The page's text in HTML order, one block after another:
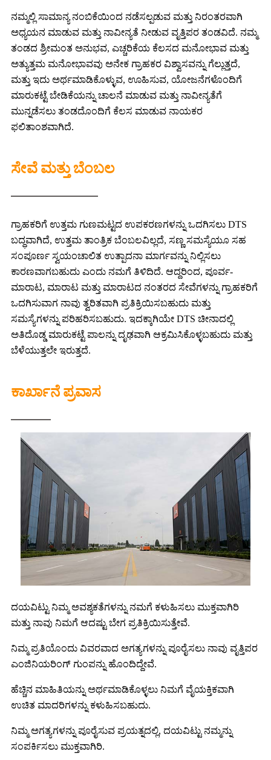
ನಮ್ಮಲ್ಲಿ ಸಾಮಾನ್ಯ ನಂಬಿಕೆಯಿಂದ ನಡೆಸಲ್ಪಡುವ ಮತ್ತು ನಿರಂತರವಾಗಿ
ಅಧ್ಯಯನ ಮಾಡುವ ಮತ್ತು ನಾವೀನ್ಯತೆ ನೀಡುವ ವೃತ್ತಿಪರ ತಂಡವಿದೆ. ನಮ್ಮ
ತಂಡದ ಶ್ರೀಮಂತ ಅನುಭವ, ಎಚ್ಚರಿಕೆಯ ಕೆಲಸದ ಮನೋಭಾವ ಮತ್ತು
ಅತ್ಯುತ್ತಮ ಮನೋಭಾವವು ಅನೇಕ ಗ್ರಾಹಕರ ವಿಶ್ವಾಸವನ್ನು ಗೆಲ್ಲುತ್ತದೆ,
ಮತ್ತು ಇದು ಅರ್ಥಮಾಡಿಕೊಳ್ಳುವ, ಊಹಿಸುವ, ಯೋಜನೆಗಳೊಂದಿಗೆ
ಮಾರುಕಟ್ಟೆ ಬೇಡಿಕೆಯನ್ನು ಚಾಲನೆ ಮಾಡುವ ಮತ್ತು ನಾವೀನ್ಯತೆಗೆ
ಮುನ್ನಡೆಸಲು ತಂಡದೊಂದಿಗೆ ಕೆಲಸ ಮಾಡುವ ನಾಯಕರ
ಫಲಿತಾಂಶವಾಗಿದೆ.
ಸೇವೆ ಮತ್ತು ಬೆಂಬಲ
ಗ್ರಾಹಕರಿಗೆ ಉತ್ತಮ ಗುಣಮಟ್ಟದ ಉಪಕರಣಗಳನ್ನು ಒದಗಿಸಲು DTS
ಬದ್ಧವಾಗಿದೆ, ಉತ್ತಮ ತಾಂತ್ರಿಕ ಬೆಂಬಲವಿಲ್ಲದೆ, ಸಣ್ಣ ಸಮಸ್ಯೆಯೂ ಸಹ
ಸಂಪೂರ್ಣ ಸ್ವಯಂಚಾಲಿತ ಉತ್ಪಾದನಾ ಮಾರ್ಗವನ್ನು ನಿಲ್ಲಿಸಲು
ಕಾರಣವಾಗಬಹುದು ಎಂದು ನಮಗೆ ತಿಳಿದಿದೆ. ಆದ್ದರಿಂದ, ಪೂರ್ವ-
ಮಾರಾಟ, ಮಾರಾಟ ಮತ್ತು ಮಾರಾಟದ ನಂತರದ ಸೇವೆಗಳನ್ನು ಗ್ರಾಹಕರಿಗೆ
ಒದಗಿಸುವಾಗ ನಾವು ತ್ವರಿತವಾಗಿ ಪ್ರತಿಕ್ರಿಯಿಸಬಹುದು ಮತ್ತು
ಸಮಸ್ಯೆಗಳನ್ನು ಪರಿಹರಿಸಬಹುದು. ಇದಕ್ಕಾಗಿಯೇ DTS ಚೀನಾದಲ್ಲಿ
ಅತಿದೊಡ್ಡ ಮಾರುಕಟ್ಟೆ ಪಾಲನ್ನು ದೃಢವಾಗಿ ಆಕ್ರಮಿಸಿಕೊಳ್ಳಬಹುದು ಮತ್ತು
ಬೆಳೆಯುತ್ತಲೇ ಇರುತ್ತದೆ.
ಕಾರ್ಖಾನೆ ಪ್ರವಾಸ
ದಯವಿಟ್ಟು ನಿಮ್ಮ ಅವಶ್ಯಕತೆಗಳನ್ನು ನಮಗೆ ಕಳುಹಿಸಲು ಮುಕ್ತವಾಗಿರಿ
ಮತ್ತು ನಾವು ನಿಮಗೆ ಆದಷ್ಟು ಬೇಗ ಪ್ರತಿಕ್ರಿಯಿಸುತ್ತೇವೆ.
ನಿಮ್ಮ ಪ್ರತಿಯೊಂದು ವಿವರವಾದ ಅಗತ್ಯಗಳನ್ನು ಪೂರೈಸಲು ನಾವು ವೃತ್ತಿಪರ
ಎಂಜಿನಿಯರಿಂಗ್ ಗುಂಪನ್ನು ಹೊಂದಿದ್ದೇವೆ.
ಹೆಚ್ಚಿನ ಮಾಹಿತಿಯನ್ನು ಅರ್ಥಮಾಡಿಕೊಳ್ಳಲು ನಿಮಗೆ ವೈಯಕ್ತಿಕವಾಗಿ
ಉಚಿತ ಮಾದರಿಗಳನ್ನು ಕಳುಹಿಸಬಹುದು.
ನಿಮ್ಮ ಅಗತ್ಯಗಳನ್ನು ಪೂರೈಸುವ ಪ್ರಯತ್ನದಲ್ಲಿ, ದಯವಿಟ್ಟು ನಮ್ಮನ್ನು
ಸಂಪರ್ಕಿಸಲು ಮುಕ್ತವಾಗಿರಿ.